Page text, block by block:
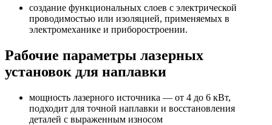
создание функциональных слоев с электрической
проводимостью или изоляцией, применяемых в
электромеханике и приборостроении.
Рабочие параметры лазерных
установок для наплавки
мощность лазерного источника — от 4 до 6 кВт,
подходит для точной наплавки и восстановления
деталей с выраженным износом